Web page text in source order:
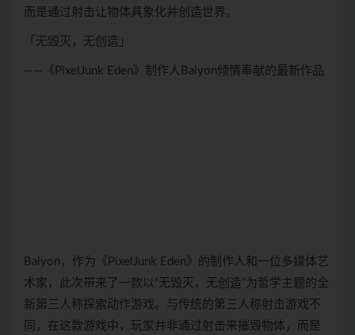
而是通过射击让物体具象化并创造世界。
「无毁灭，无创造」
——《PixelJunk Eden》制作人Baiyon倾情奉献的最新作品
Baiyon，作为《PixelJunk Eden》的制作人和一位多媒体艺
术家，此次带来了一款以“无毁灭，无创造”为哲学主题的全
新第三人称探索动作游戏。与传统的第三人称射击游戏不
同，在这款游戏中，玩家并非通过射击来摧毁物体，而是